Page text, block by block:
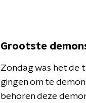
Grootste
Zondag was het de
gingen om te
behoren deze